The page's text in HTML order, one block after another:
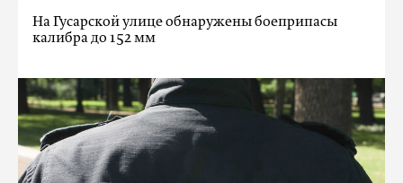
На Гусарской улице обнаружены боеприпасы
калибра до 152 мм